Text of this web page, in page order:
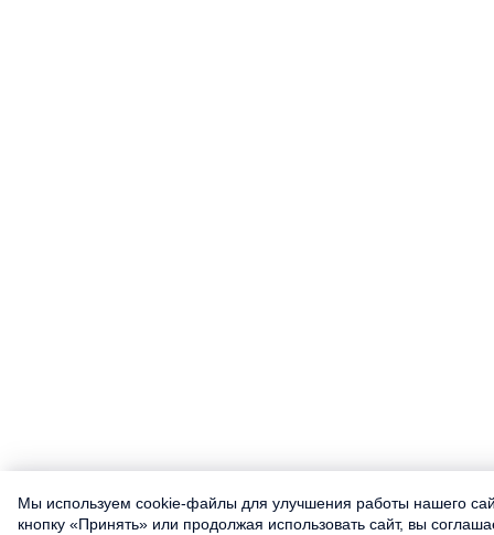
Мы используем cookie-файлы для улучшения работы нашего
кнопку «Принять» или продолжая использовать сайт, вы